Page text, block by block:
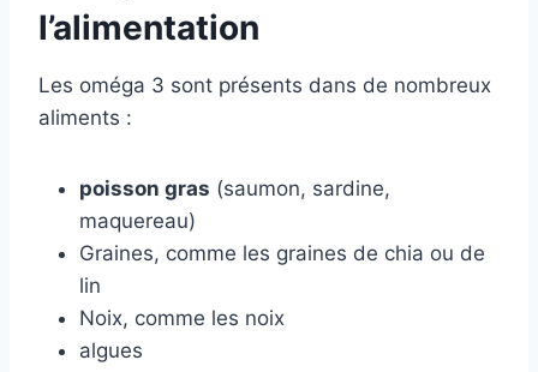
l’alimentation
Les oméga 3 sont présents dans de nombreux
aliments :
poisson gras (saumon, sardine,
maquereau)
Graines, comme les graines de chia ou de
lin
Noix, comme les noix
algues